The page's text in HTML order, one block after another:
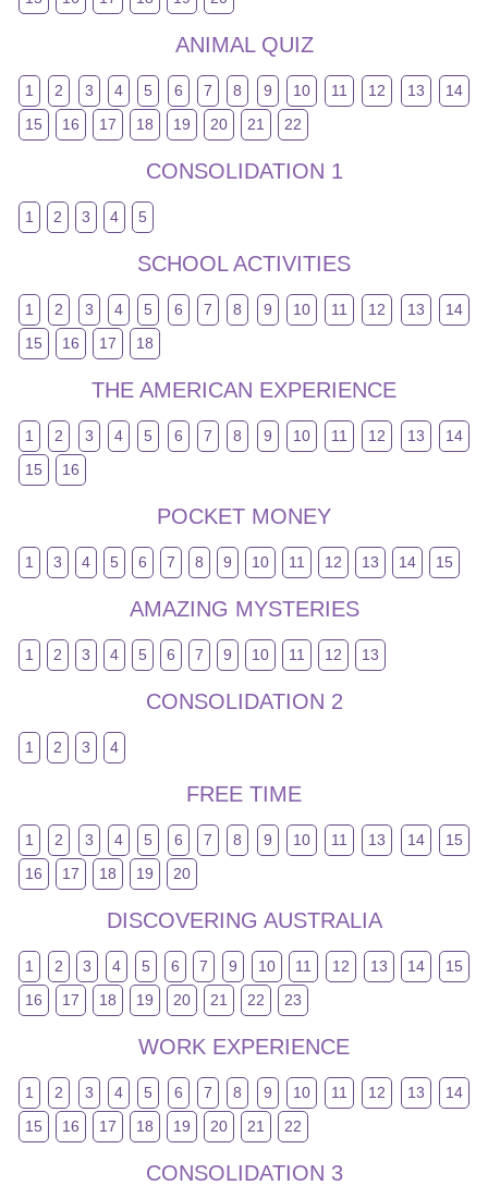
ANIMAL QUIZ
1 2 3 4 5 6 7 8 9 10 11 12 13
14
15
16 17 18 19 20 21 22
CONSOLIDATION 1
1 2 3 4 5
SCHOOL ACTIVITIES
1 2 3 4 5 6 7 8 9 10 11 12 13
14
15
16 17 18
THE AMERICAN EXPERIENCE
1 2 3 4 5 6 7 8 9 10 11 12 13
14
15
16
POCKET MONEY
1 3 4 5 6 7 8 9 10 11 12 13 14 15
AMAZING MYSTERIES
1 2 3 4 5 6 7 9 10 11 12 13
CONSOLIDATION 2
1 2 3 4
FREE TIME
1 2 3 4 5 6 7 8 9 10 11 13 14
15
16
17 18 19 20
DISCOVERING AUSTRALIA
1 2 3 4 5 6 7 9 10 11 12 13 14
15
16
17 18 19 20 21 22 23
WORK EXPERIENCE
1 2 3 4 5 6 7 8 9 10 11 12 13
14
15
16 17 18 19 20 21 22
CONSOLIDATION 3